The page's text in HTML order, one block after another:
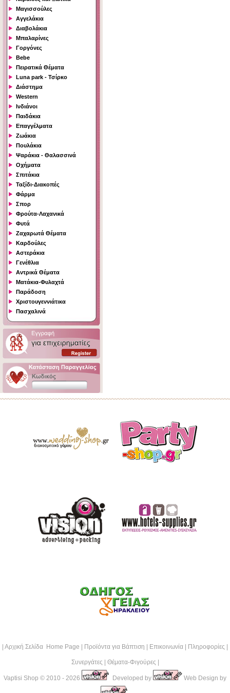
Μαγισσούλες
Αγγελάκια
Διαβολάκια
Μπαλαρίνες
Γοργόνες
Bebe
Πειρατικά Θέματα
Luna park - Τσίρκο
Διάστημα
Western
Ινδιάνοι
Παιδάκια
Επαγγέλματα
Ζωάκια
Πουλάκια
Ψαράκια - Θαλασσινά
Οχήματα
Σπιτάκια
Ταξίδι-Διακοπές
Φάρμα
Σπορ
Φρούτα-Λαχανικά
Φυτά
Ζαχαρωτά Θέματα
Καρδούλες
Αστεράκια
Γενέθλια
Αντρικά Θέματα
Ματάκια-Φυλαχτά
Παράδοση
Χριστουγεννιάτικα
Πασχαλινά
Αρχική Σελίδα Home Page Προϊόντα για Βάπτιση Επικοινωνία Πληροφορίες
Συνεργάτες Θέματα-Φιγούρες
Vaptisi Shop © 2010 - 2026 Developed by Web Design by